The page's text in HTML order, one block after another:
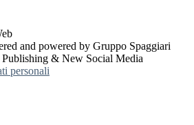
and powered by Gruppo Spaggiari
& New Social Media
personali